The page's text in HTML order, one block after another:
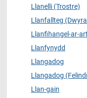
Llanelli (Trostre)
Llanfallteg
Llanfihangel-ar-
Llanfynydd
Llangadog
Llangadog
Llan-gain